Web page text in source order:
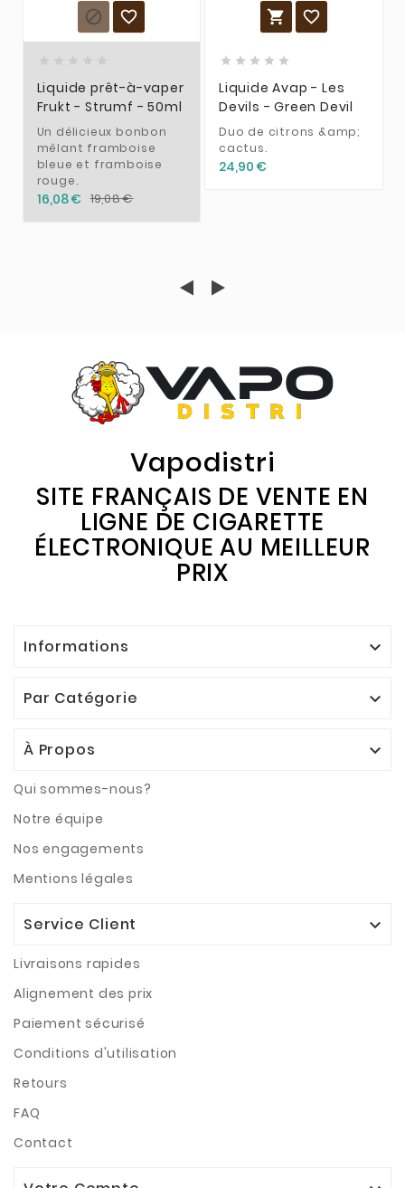
 
Liquide prêt-à-vaper
Frukt - Strumf - 50ml
Un délicieux bonbon
mêlant framboise
bleue et framboise
rouge.
16,08 € 19,08 €
 
    
Liquide Avap - Les
Devils - Green Devil
Duo de citrons &amp;
cactus.
24,90 €
Vapodistri
SITE FRANÇAIS DE VENTE EN
LIGNE DE CIGARETTE
ÉLECTRONIQUE AU MEILLEUR
PRIX
Informations 
Par Catégorie 
À Propos 
Qui sommes-nous?
Notre équipe
Nos engagements
Mentions légales
Service Client 
Livraisons rapides
Alignement des prix
Paiement sécurisé
Conditions d'utilisation
Retours
FAQ
Contact